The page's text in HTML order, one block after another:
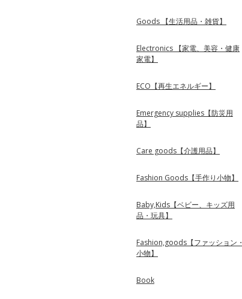
Goods 【生活用品・雑貨】
Electronics 【家電、美容・健康
家電】
ECO【再生エネルギー】
Emergency supplies【防災用
品】
Care goods【介護用品】
Fashion Goods【手作り小物】
Baby,Kids【ベビー、キッズ用
品・玩具】
Fashion,goods【ファッション・
小物】
Book